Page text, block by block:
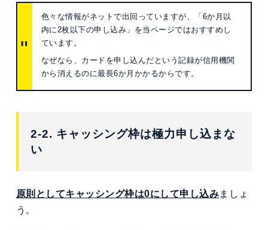
色々な情報がネットで出回っていますが、「6か月以
内に2枚以下の申し込み」を当ページではおすすめし
ています。
なぜなら、カードを申し込んだという記録が信用機関
から消えるのに最長6か月かかるからです。
2-2. キャッシング枠は極力申し込まな
い
原則としてキャッシング枠は0にして申し込みましょ
う。